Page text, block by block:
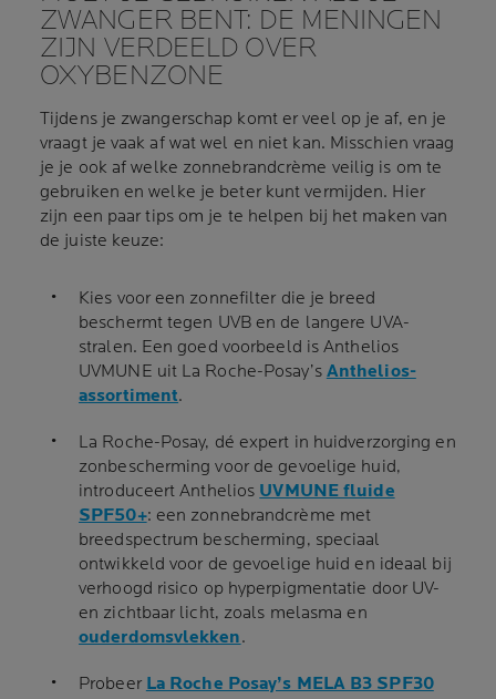
ZWANGER BENT: DE MENINGEN
ZIJN VERDEELD OVER
OXYBENZONE
Tijdens je zwangerschap komt er veel op je af, en je
vraagt je vaak af wat wel en niet kan. Misschien vraag
je je ook af welke zonnebrandcrème veilig is om te
gebruiken en welke je beter kunt vermijden. Hier
zijn een paar tips om je te helpen bij het maken van
de juiste keuze:
Kies voor een zonnefilter die je breed
beschermt tegen UVB en de langere UVA-
stralen. Een goed voorbeeld is Anthelios
UVMUNE uit La Roche-Posay’s Anthelios-
assortiment.
La Roche-Posay, dé expert in huidverzorging en
zonbescherming voor de gevoelige huid,
introduceert Anthelios UVMUNE fluide
SPF50+: een zonnebrandcrème met
breedspectrum bescherming, speciaal
ontwikkeld voor de gevoelige huid en ideaal bij
verhoogd risico op hyperpigmentatie door UV-
en zichtbaar licht, zoals melasma en
ouderdomsvlekken.
Probeer La Roche Posay’s MELA B3 SPF30